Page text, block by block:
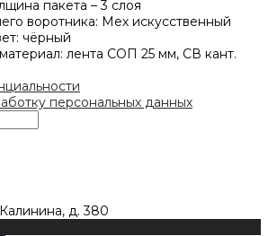
пакета – 3 слоя
воротника: Мех искусственный
чёрный
лента СОП 25 мм, СВ кант.
персональных данных
д. 380